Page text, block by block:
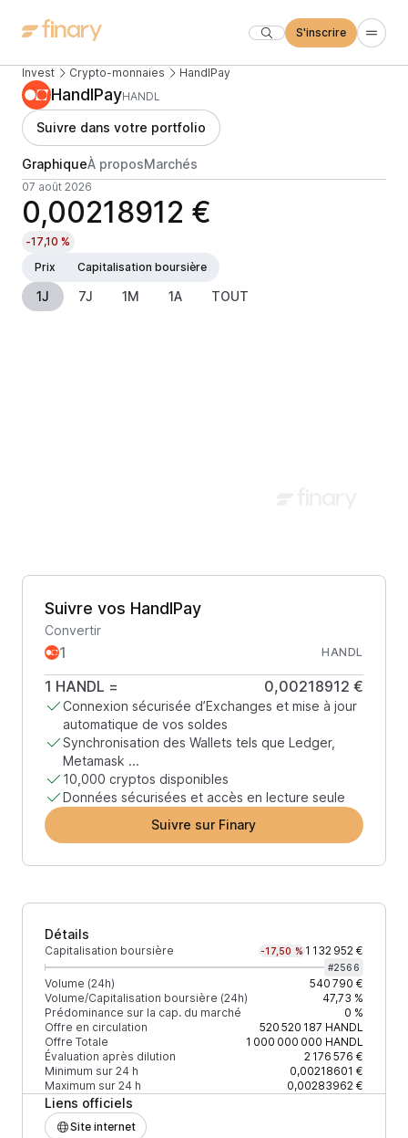
S'inscrire
Invest Crypto-monnaies HandlPay
HandlPayHANDL
Suivre dans votre portfolio
GraphiqueÀ proposMarchés
07 août 2026
0,00218912 €
-17,10 %
Prix
Capitalisation boursière
1J 7J 1M 1A TOUT
Suivre vos HandlPay
Convertir
HANDL
1 HANDL = 0,00218912 €
Connexion sécurisée d’Exchanges et mise à jour
automatique de vos soldes
Synchronisation des Wallets tels que Ledger,
Metamask ...
10,000 cryptos disponibles
Données sécurisées et accès en lecture seule
Suivre sur Finary
Détails
Capitalisation boursière -17,50 % 1 132 952 €
#2566
Volume (24h)
540 790 €
Volume/Capitalisation boursière (24h)
47,73 %
Prédominance sur la cap. du marché
0 %
Offre en circulation
520 520 187 HANDL
Offre Totale
1 000 000 000 HANDL
Évaluation après dilution
2 176 576 €
Minimum sur 24 h
0,00218601 €
Maximum sur 24 h
0,00283962 €
Liens officiels
Site internet